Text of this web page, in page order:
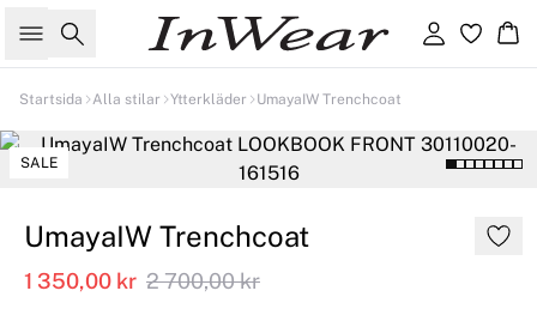
Sök Logga in
Startsida Alla stilar Ytterkläder UmayaIW Trenchcoat
SALE
UmayaIW Trenchcoat
1 350,00 kr 2 700,00 kr